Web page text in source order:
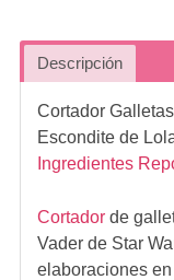
Descripción
Cortador
Escondite de
Ingredientes
Cortadorde
Vader de Star
elaboraciones